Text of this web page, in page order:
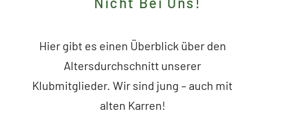
Hier gibt es einen Überblick über den
Altersdurchschnitt unserer
Klubmitglieder. Wir sind jung – auch mit
alten Karren!